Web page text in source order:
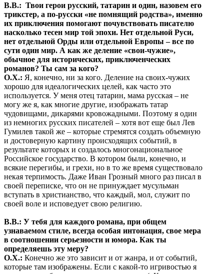
В.В.: Твои герои русский, татарин и один, назовем его
трикстер, а по-русски «не помнящий родства», именно
их приключения помогают почувствовать писателю
насколько тесен мир той эпохи. Нет отдельной Руси,
нет отдельной Орды или отдельной Европы – все по
сути один мир. А как же деление «свои-чужие»,
обычное для исторических, приключенческих
романов? Ты сам за кого?
О.Х.: Я, конечно, ни за кого. Деление на своих-чужих
хорошо для идеалогических целей, как часто это
используется. У меня отец татарин, мама русская – не
могу же я, как многие другие, изображать татар
чудовищами, дикарями кровожадными. Поэтому я один
из немногих русских писателей – хотя вот еще был Лев
Гумилев такой же – которые стремятся создать объемную
и достоверную картину происходящих событий, в
результате которых и создалось многонациональное
Российское государство. В котором были, конечно, и
всякие перегибы, и грехи, но в то же время существовало
некая терпимость. Даже Иван Грозный много раз писал в
своей переписке, что он не принуждает мусульман
вступать в христианство, что каждый, мол, служит по
своей воле и исповедует свою религию.
В.В.: У тебя для каждого романа, при общем
узнаваемом стиле, всегда особая интонация, свое мера
в соотношении серьезности и юмора. Как ты
определяешь эту меру?
О.Х.: Конечно же это зависит и от жанра, и от событий,
которые там изображены. Если с какой-то игривостью я